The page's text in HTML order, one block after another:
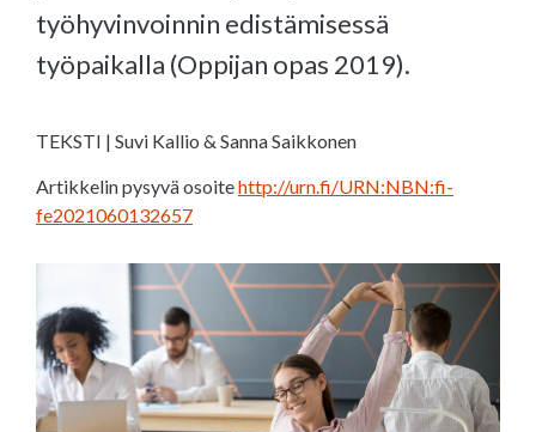
työhyvinvoinnin edistämisessä
työpaikalla (Oppijan opas 2019).
TEKSTI | Suvi Kallio & Sanna Saikkonen
Artikkelin pysyvä osoitehttp://urn.fi/URN:NBN:fi-
fe2021060132657